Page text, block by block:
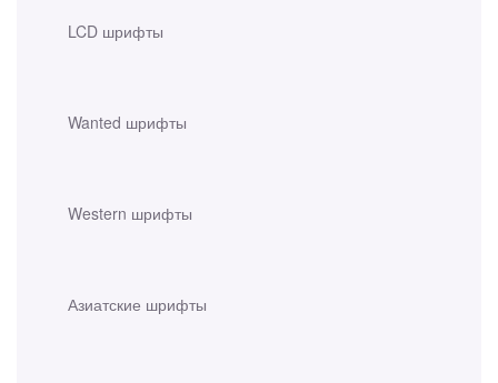
LCD шрифты
Wanted шрифты
Western шрифты
Азиатские шрифты